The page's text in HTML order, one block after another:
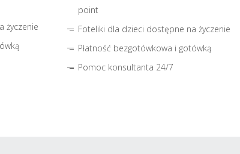
życzenie
point
Foteliki dla dzieci dostępne na życzenie
Płatność bezgotówkowa i gotówką
Pomoc konsultanta 24/7